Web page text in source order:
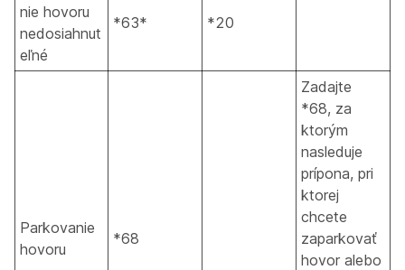
nie hovoru
nedosiahnut
eľné
*63* *20
Parkovanie
hovoru
*68
Zadajte
*68, za
ktorým
nasleduje
prípona, pri
ktorej
chcete
zaparkovať
hovor alebo